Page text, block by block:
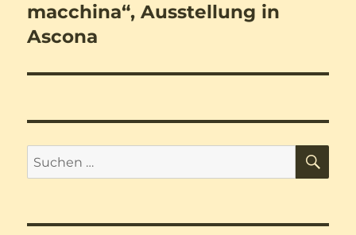
Beitrag:
macchina“, Ausstellung in
Ascona
Suchen
nach: